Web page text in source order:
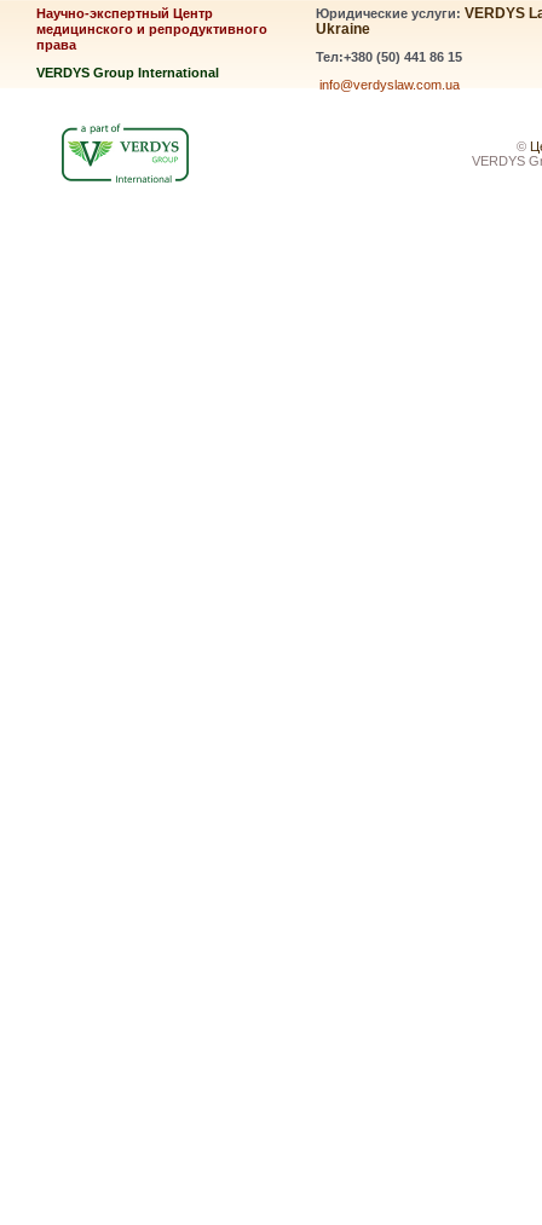
Научно-экспертный Центр
медицинского и репродуктивного
права
VERDYS Group International
Юридические услуги: VERDYS
Ukraine
Тел:+380 (50) 441 86 15
info@verdyslaw.com.ua
©
VERDYS